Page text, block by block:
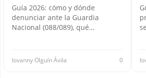
Guía 2026: cómo y dónde
denunciar ante la Guardia
Nacional (088/089), qué…
Iovanny Olguín Ávila 0